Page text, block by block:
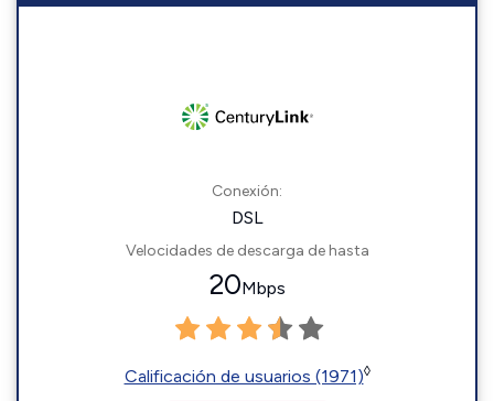
Conexión:
DSL
Velocidades de descarga de hasta
20Mbps
Calificación de usuarios (1971)◊